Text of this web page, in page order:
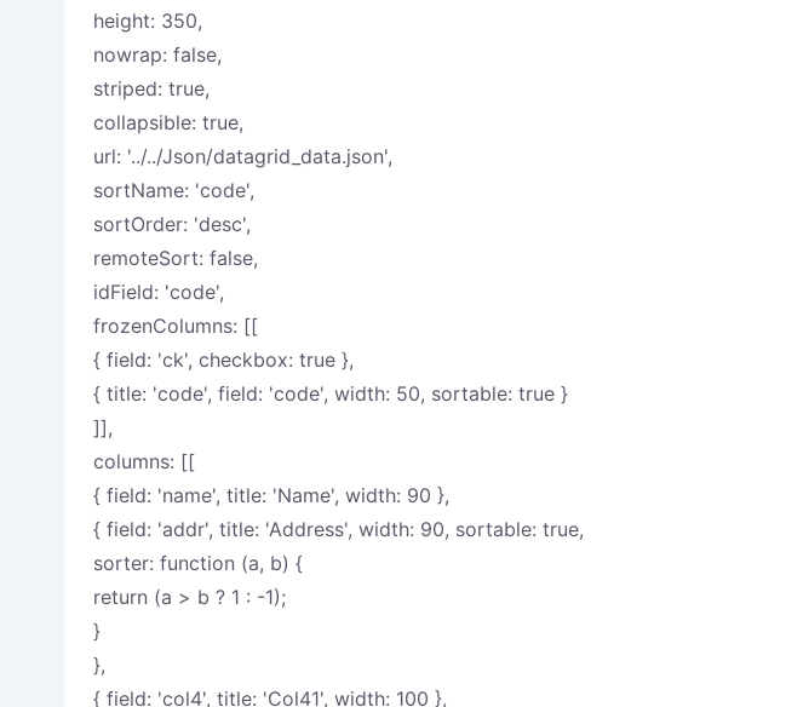
height: 350,
nowrap: false,
striped: true,
collapsible: true,
url: '../../Json/datagrid_data.json',
sortName: 'code',
sortOrder: 'desc',
remoteSort: false,
idField: 'code',
frozenColumns: [[
{ field: 'ck', checkbox: true },
{ title: 'code', field: 'code', width: 50, sortable: true }
]],
columns: [[
{ field: 'name', title: 'Name', width: 90 },
{ field: 'addr', title: 'Address', width: 90, sortable: true,
sorter: function (a, b) {
return (a > b ? 1 : -1);
}
},
{ field: 'col4', title: 'Col41', width: 100 },